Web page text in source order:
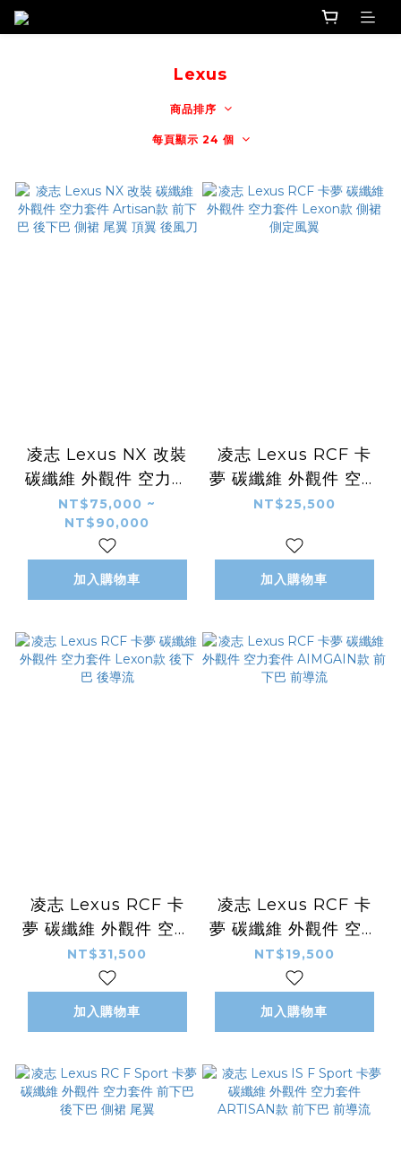
Lexus
商品排序
每頁顯示 24 個
凌志 Lexus NX 改裝
碳纖維 外觀件 空力套
件 Artisan款 前下巴
後下巴 側裙 尾翼 頂翼
後風刀
NT$75,000 ~
NT$90,000
加入購物車
凌志 Lexus RCF 卡
夢 碳纖維 外觀件 空力
套件 Lexon款 側裙
NT$25,500
加入購物車
凌志 Lexus RCF 卡
夢 碳纖維 外觀件 空力
套件 Lexon款 後下巴
後導流
NT$31,500
加入購物車
凌志 Lexus RCF 卡
夢 碳纖維 外觀件 空力
套件 AIMGAIN款 前
下巴 前導流
NT$19,500
加入購物車